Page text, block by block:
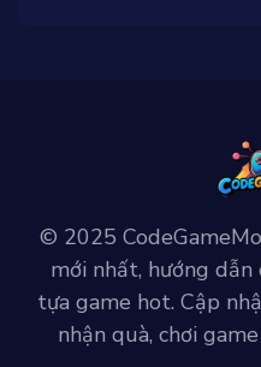
© 2025
mới nhất, hướng
tựa game hot. Cập
nhận quà, chơi